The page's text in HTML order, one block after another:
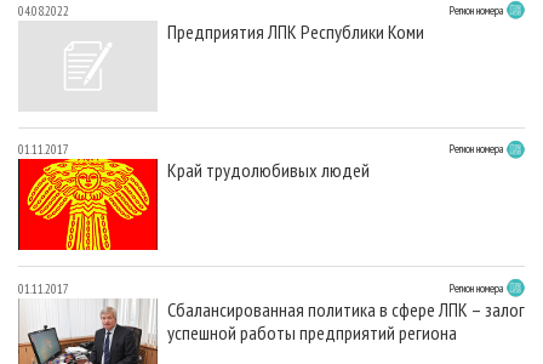
04.08.2022 Регион номера
Предприятия ЛПК Республики Коми
01.11.2017 Регион номера
Край трудолюбивых людей
01.11.2017 Регион номера
Сбалансированная политика в сфере ЛПК – залог
успешной работы предприятий региона